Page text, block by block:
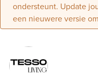
ondersteunt. Update
een nieuwere versie